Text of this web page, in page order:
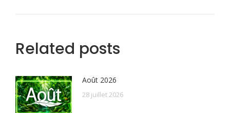
Related posts
Août 2026
28 juillet 2026